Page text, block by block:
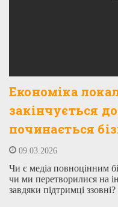
Економіка
закінчується
починається
09.03.2026
Чи є медіа повноцінним
чи ми перетворилися на
завдяки підтримці